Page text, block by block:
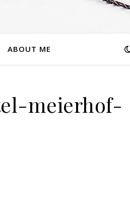
ABOUT ME
meierhof-